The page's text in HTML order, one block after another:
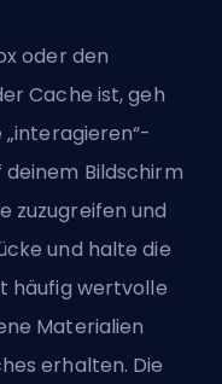
oder den
Cache ist, geh
Bildschirm
zuzugreifen und
und halte die
häufig wertvolle
Materialien
erhalten. Die